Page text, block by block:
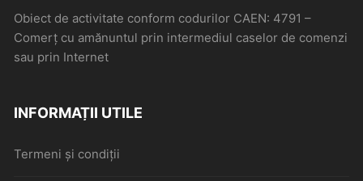
Obiect de activitate conform codurilor CAEN: 4791 –
Comerţ cu amănuntul prin intermediul caselor de comenzi
sau prin Internet
INFORMAȚII UTILE
Termeni și condiții